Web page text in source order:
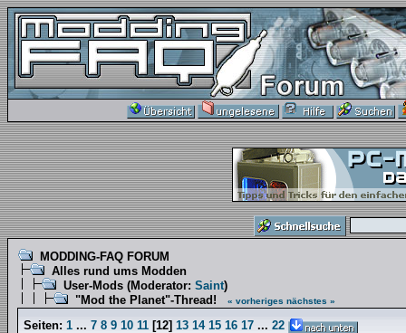
MODDING-FAQ FORUM
Alles rund ums Modden
User-Mods (Moderator: Saint)
"Mod the Planet"-Thread!
« vorheriges nächstes »
Seiten: 1 ... 7 8 9 10 11 [12] 13 14 15 16 17 ... 22